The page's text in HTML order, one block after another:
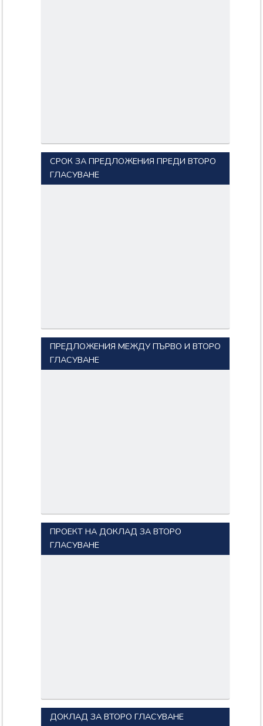
СРОК ЗА ПРЕДЛОЖЕНИЯ ПРЕДИ ВТОРО
ГЛАСУВАНЕ
ПРЕДЛОЖЕНИЯ МЕЖДУ ПЪРВО И ВТОРО
ГЛАСУВАНЕ
ПРОЕКТ НА ДОКЛАД ЗА ВТОРО
ГЛАСУВАНЕ
ДОКЛАД ЗА ВТОРО ГЛАСУВАНЕ